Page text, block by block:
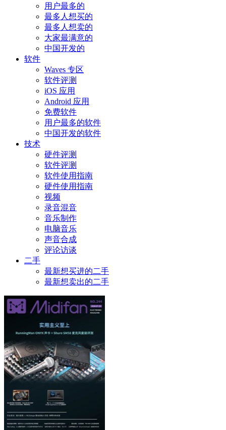
用户最多的
最多人想买的
最多人想卖的
大家最满意的
中国开发的
软件
Waves 专区
软件评测
iOS 应用
Android 应用
免费软件
用户最多的软件
中国开发的软件
技术
硬件评测
软件评测
软件使用指南
硬件使用指南
视频
录音混音
音乐制作
电脑音乐
声音合成
评论访谈
二手
最新想买进的二手
最新想卖出的二手